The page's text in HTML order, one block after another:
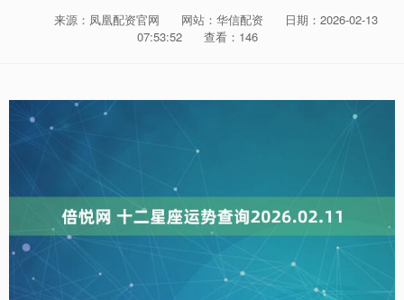
来源：凤凰配资官网 网站：华信配资
日期：2026-02-13
07:53:52
查看：146